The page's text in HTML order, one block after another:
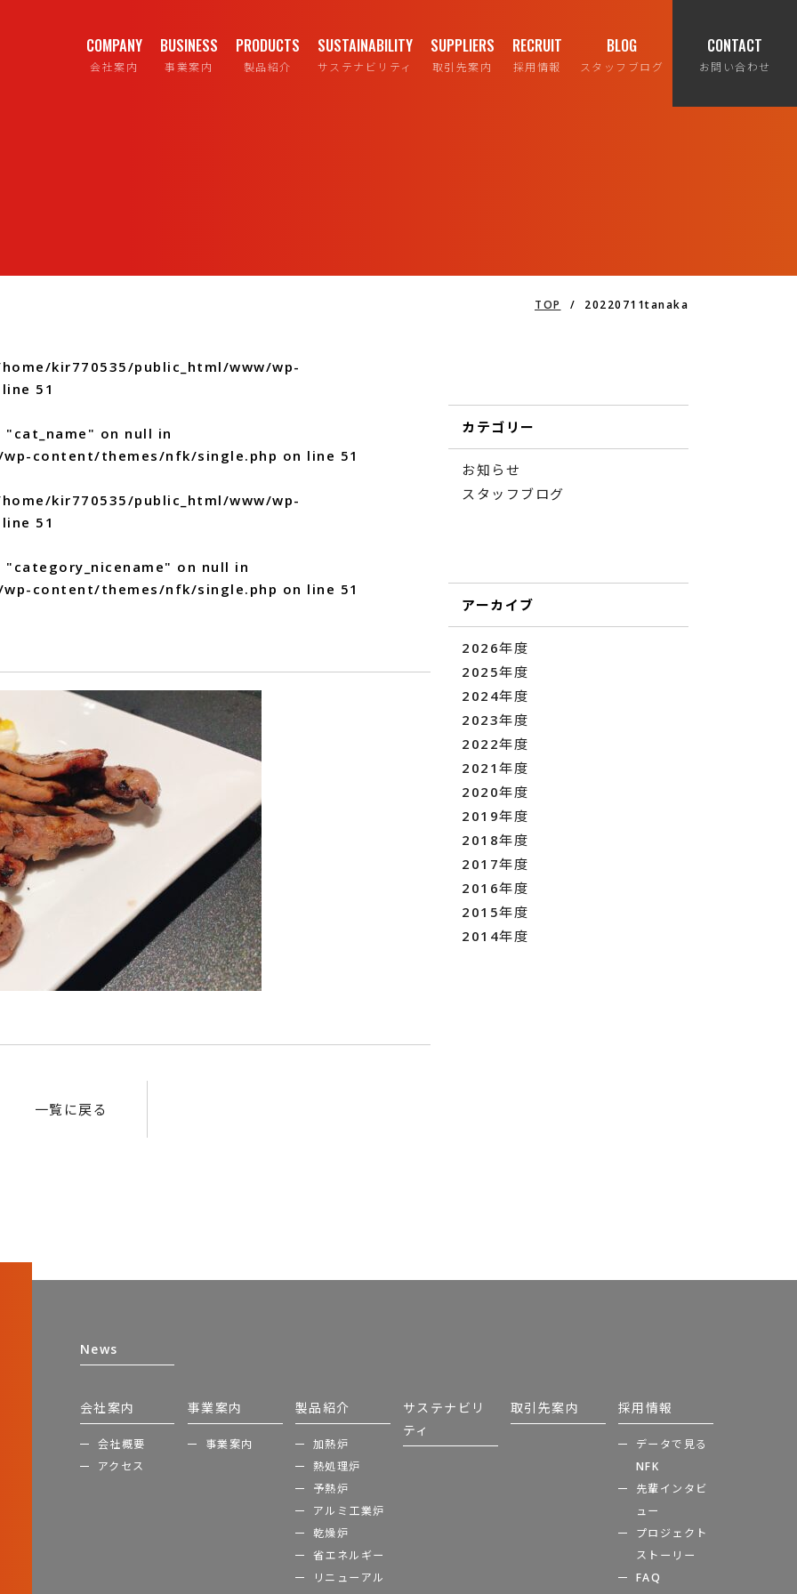
COMPANY
会社案内
BUSINESS
事業案内
PRODUCTS
製品紹介
SUSTAINABILITY
サステナビリティ
SUPPLIERS
取引先案内
RECRUIT
採用情報
BLOG
スタッフブログ
CONTACT
お問い合わせ
TOP / 20220711tanaka
kir770535/public_html/www/wp-
51
on null in
content/themes/nfk/single.php on line 51
kir770535/public_html/www/wp-
51
on null in
content/themes/nfk/single.php on line 51
一覧に戻る
カテゴリー
お知らせ
スタッフブログ
アーカイブ
2026年度
2025年度
2024年度
2023年度
2022年度
2021年度
2020年度
2019年度
2018年度
2017年度
2016年度
2015年度
2014年度
News
会社案内
会社概要
アクセス
事業案内
事業案内
製品紹介
加熱炉
熱処理炉
予熱炉
アルミ工業炉
乾燥炉
省エネルギー
リニューアル
サステナビリ
ティ
取引先案内 採用情報
データで見る
NFK
先輩インタビ
ュー
プロジェクト
ストーリー
FAQ